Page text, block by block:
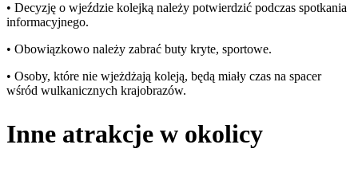
• Decyzję o wjeździe kolejką należy potwierdzić podczas spotkania
informacyjnego.
• Obowiązkowo należy zabrać buty kryte, sportowe.
• Osoby, które nie wjeżdżają koleją, będą miały czas na spacer
wśród wulkanicznych krajobrazów.
Inne atrakcje w okolicy